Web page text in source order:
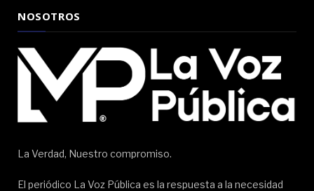
NOSOTROS
La Verdad, Nuestro compromiso.
El periódico La Voz Pública es la respuesta a la necesidad